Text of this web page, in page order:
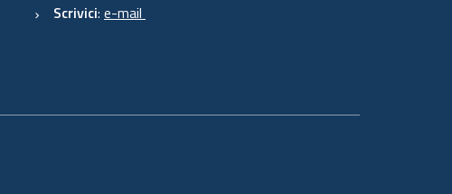
Scrivici: e-mail